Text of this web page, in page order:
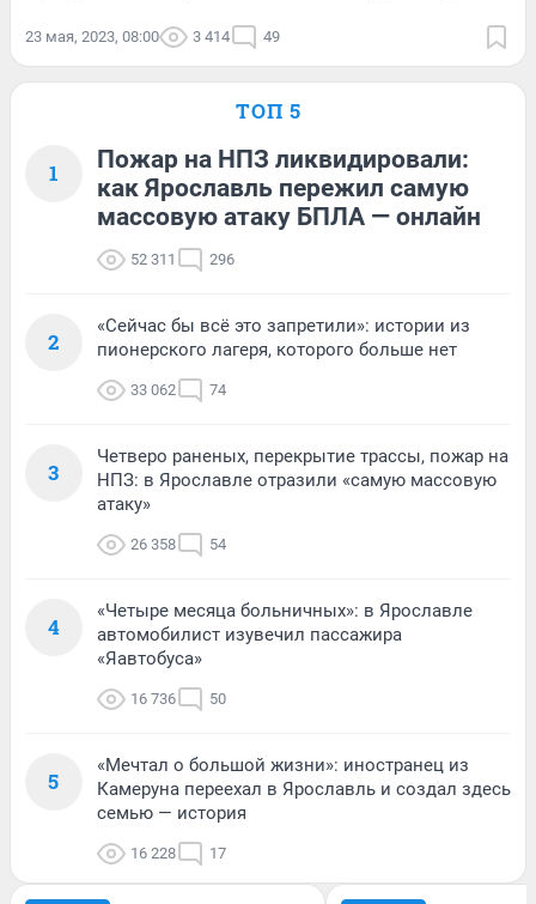
23 мая, 2023, 08:00 3 414 49
ТОП 5
1
Пожар на НПЗ ликвидировали:
как Ярославль пережил самую
массовую атаку БПЛА — онлайн
52 311 296
2
«Сейчас бы всё это запретили»: истории из
пионерского лагеря, которого больше нет
33 062 74
3
Четверо раненых, перекрытие трассы, пожар на
НПЗ: в Ярославле отразили «самую массовую
атаку»
26 358 54
4
«Четыре месяца больничных»: в Ярославле
автомобилист изувечил пассажира
«Яавтобуса»
16 736 50
5
«Мечтал о большой жизни»: иностранец из
Камеруна переехал в Ярославль и создал здесь
семью — история
16 228 17